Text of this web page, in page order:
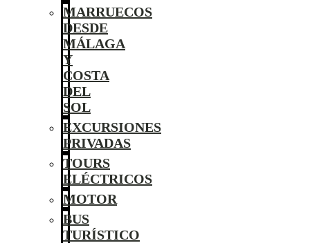
MARRUECOS
DESDE
MÁLAGA
Y
COSTA
DEL
SOL
EXCURSIONES
PRIVADAS
TOURS
ELÉCTRICOS
MOTOR
BUS
TURÍSTICO